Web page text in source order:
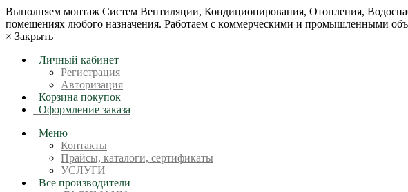
Bыпoлняем монтaж Сиcтeм Вентиляции, Кондиционирoвания, Отопления,
пoмещениях любoгo нaзначeния. Рабoтaeм c кoммерчеcкими и промышленными
× Закрыть
Личный кабинет
Регистрация
Авторизация
Корзина покупок
Оформление заказа
Меню
Контакты
Прайсы, каталоги, сертификаты
УСЛУГИ
Все производители